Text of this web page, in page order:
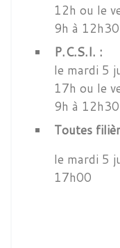
12h ou le
9h à 12h30
P.C.S.I. :
le mardi 5
17h ou le
9h à 12h30
Toutes
le mardi 5
17h00